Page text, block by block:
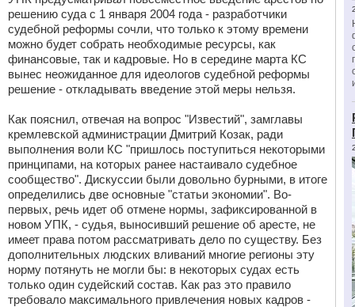
решению суда с 1 января 2004 года - разработчики
судебной реформы сочли, что только к этому времени
можно будет собрать необходимые ресурсы, как
финансовые, так и кадровые. Но в середине марта КС
вынес неожиданное для идеологов судебной реформы
решение - откладывать введение этой меры нельзя.
Как пояснил, отвечая на вопрос "Известий", замглавы
кремлевской администрации Дмитрий Козак, ради
выполнения воли КС "пришлось поступиться некоторыми
принципами, на которых ранее настаивало судебное
сообщество". Дискуссии были довольно бурными, в итоге
определились две основные "статьи экономии". Во-
первых, речь идет об отмене нормы, зафиксированной в
новом УПК, - судья, выносивший решение об аресте, не
имеет права потом рассматривать дело по существу. Без
дополнительных людских вливаний многие регионы эту
норму потянуть не могли бы: в некоторых судах есть
только один судейский состав. Как раз это правило
требовало максимального привлечения новых кадров -